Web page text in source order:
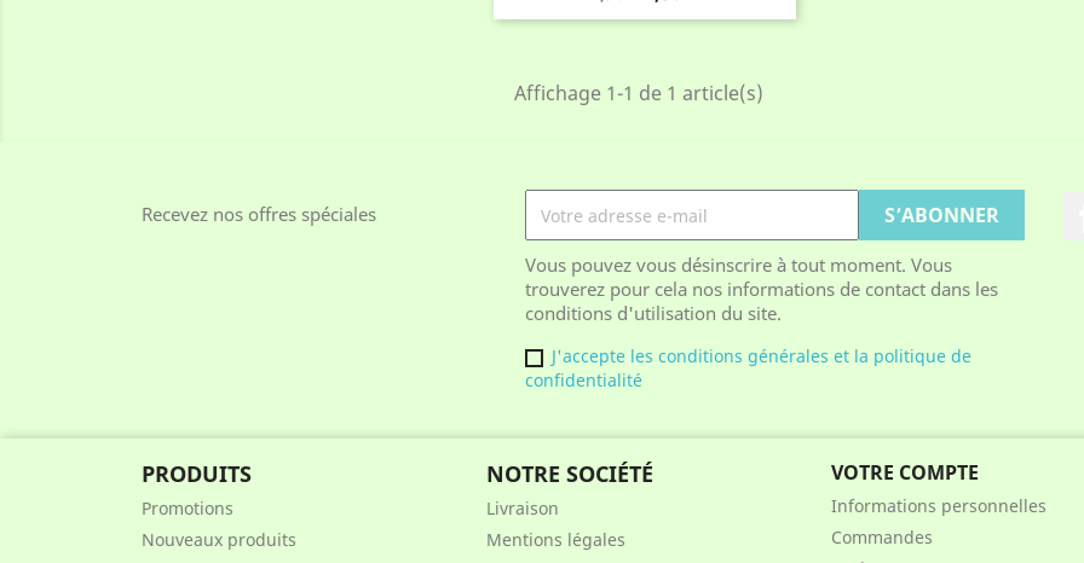
de
Affichage 1-1 de 1 article(s)
Recevez nos offres spéciales
Vous pouvez vous désinscrire à tout moment. Vous
trouverez pour cela nos informations de contact dans les
conditions d'utilisation du site.
J'accepte les conditions générales et la politique de
confidentialité
PRODUITS
Promotions
Nouveaux produits
NOTRE SOCIÉTÉ
Livraison
Mentions légales
VOTRE COMPTE
Informations personnelles
Commandes